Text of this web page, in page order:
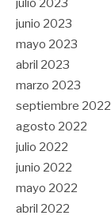
julio 2023
junio 2023
mayo 2023
abril 2023
marzo 2023
septiembre 2022
agosto 2022
julio 2022
junio 2022
mayo 2022
abril 2022